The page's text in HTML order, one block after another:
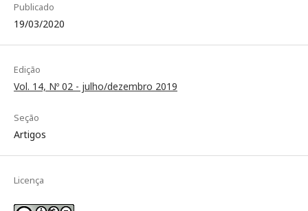
Publicado
19/03/2020
Edição
Vol. 14, Nº 02 - julho/dezembro 2019
Seção
Artigos
Licença